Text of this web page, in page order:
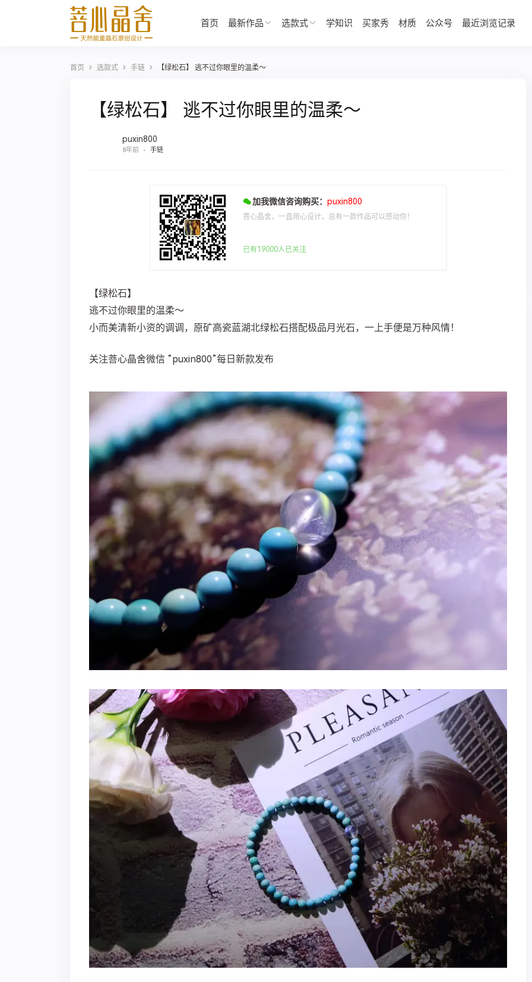
首页 最新作品 选款式 学知识 买家秀 材质 公众号 最近浏览记录
首页 › 选款式 › 手链 › 【绿松石】 逃不过你眼里的温柔～
【绿松石】 逃不过你眼里的温柔～
puxin800
8年前 手链
加我微信咨询购买： puxin800
菩心晶舍，一直用心设计，总有一款作品可以感动你！
已有19000人已关注
【绿松石】
逃不过你眼里的温柔～
小而美清新小资的调调，原矿高瓷蓝湖北绿松石搭配极品月光石，一上手便是万种风情！
关注菩心晶舍微信 “puxin800”每日新款发布